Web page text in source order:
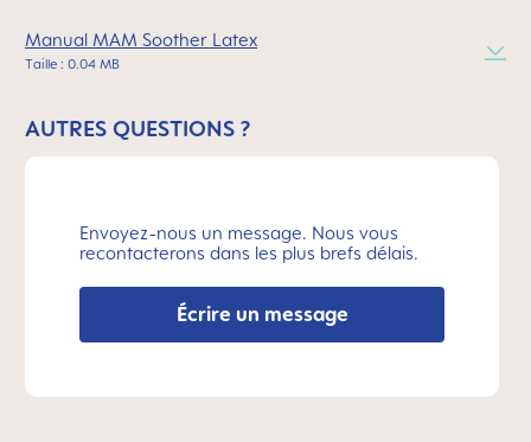
Manual MAM Soother Latex
Taille : 0.04 MB
AUTRES QUESTIONS ?
Envoyez-nous un message. Nous vous
recontacterons dans les plus brefs délais.
Écrire un message